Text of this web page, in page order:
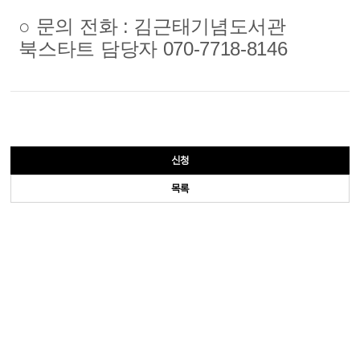
○ 문의 전화 : 김근태기념도서관
북스타트 담당자 070-7718-8146
신청
목록